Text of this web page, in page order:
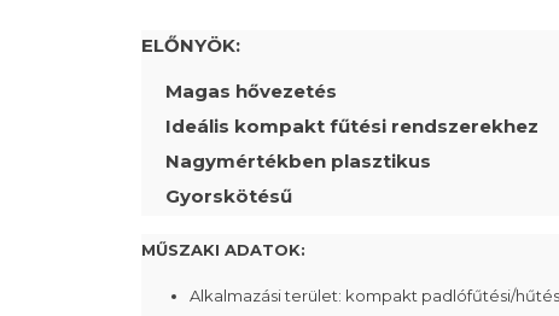
ELŐNYÖK:
Magas hővezetés
Ideális kompakt fűtési rendszerekhez
Nagymértékben plasztikus
Gyorskötésű
MŰSZAKI ADATOK:
Alkalmazási terület: kompakt padlófűtési/